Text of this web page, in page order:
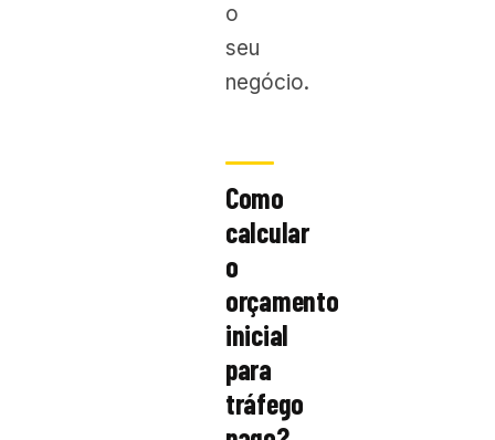
o
seu
negócio.
Como
calcular
o
orçamento
inicial
para
tráfego